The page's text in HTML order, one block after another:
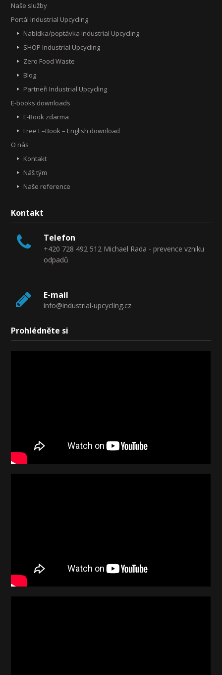
Naše služby
Portál Industrial Upcycling
Nabídka/poptávka Industrial Upcycling
SHOP Industrial Upcycling
Zero Food Waste
Blog
Partneři Industrial Upcycling
E-books downloads
E-Book zdarma
Free E–Book – English download
O nás
Kontakt
Náš tým
Naše reference
Kontakt
Telefon
+420 728 492 512 Michael Rada - prevence vzniku
odpadů
E-mail
info@industrial-upcycling.cz
Prohlédněte si